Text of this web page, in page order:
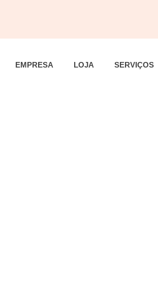
EMPRESA LOJA SERVIÇOS